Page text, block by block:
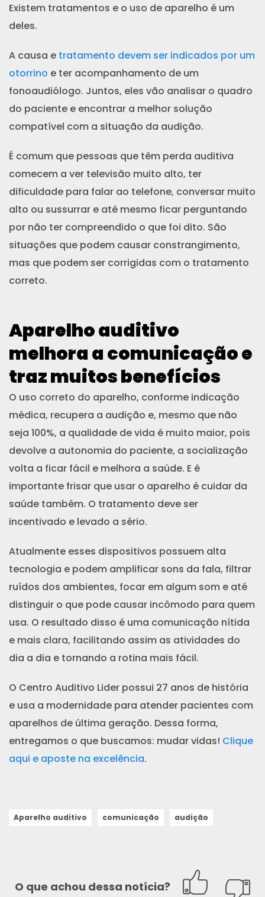
Existem tratamentos e o uso de aparelho é um
deles.
A causa e tratamento devem ser indicados por um
otorrino e ter acompanhamento de um
fonoaudiólogo. Juntos, eles vão analisar o quadro
do paciente e encontrar a melhor solução
compatível com a situação da audição.
É comum que pessoas que têm perda auditiva
comecem a ver televisão muito alto, ter
dificuldade para falar ao telefone, conversar muito
alto ou sussurrar e até mesmo ficar perguntando
por não ter compreendido o que foi dito. São
situações que podem causar constrangimento,
mas que podem ser corrigidas com o tratamento
correto.
Aparelho auditivo
melhora a comunicação e
traz muitos benefícios
O uso correto do aparelho, conforme indicação
médica, recupera a audição e, mesmo que não
seja 100%, a qualidade de vida é muito maior, pois
devolve a autonomia do paciente, a socialização
volta a ficar fácil e melhora a saúde. E é
importante frisar que usar o aparelho é cuidar da
saúde também. O tratamento deve ser
incentivado e levado a sério.
Atualmente esses dispositivos possuem alta
tecnologia e podem amplificar sons da fala, filtrar
ruídos dos ambientes, focar em algum som e até
distinguir o que pode causar incômodo para quem
usa. O resultado disso é uma comunicação nítida
e mais clara, facilitando assim as atividades do
dia a dia e tornando a rotina mais fácil.
O Centro Auditivo Lider possui 27 anos de história
e usa a modernidade para atender pacientes com
aparelhos de última geração. Dessa forma,
entregamos o que buscamos: mudar vidas! Clique
aqui e aposte na excelência.
Aparelho auditivo comunicação audição
O que achou dessa notícia?